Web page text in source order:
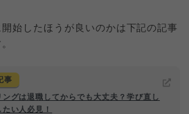
始したほうが良いのかは下記の記事
事
ングは退職してからでも大丈夫？学び直し
い人必見！